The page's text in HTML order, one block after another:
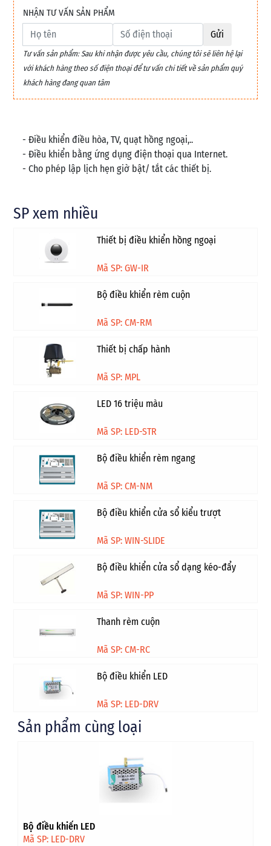
NHẬN TƯ VẤN SẢN PHẨM
Gửi
Tư vấn sản phẩm: Sau khi nhận được yêu cầu, chúng tôi sẽ liên hệ lại
với khách hàng theo số điện thoại để tư vấn chi tiết về sản phẩm quý
khách hàng đang quan tâm
- Điều khiển điều hòa, TV, quạt hồng ngoại,..
- Điều khiển bằng ứng dụng điện thoại qua Internet.
- Cho phép lập lịch hẹn giờ bật/ tắt các thiết bị.
SP xem nhiều
Thiết bị điều khiển hồng ngoại
Mã SP: GW-IR
Bộ điều khiển rèm cuộn
Mã SP: CM-RM
Thiết bị chấp hành
Mã SP: MPL
LED 16 triệu màu
Mã SP: LED-STR
Bộ điều khiển rèm ngang
Mã SP: CM-NM
Bộ điều khiển cửa sổ kiểu trượt
Mã SP: WIN-SLIDE
Bộ điều khiển cửa sổ dạng kéo-đẩy
Mã SP: WIN-PP
Thanh rèm cuộn
Mã SP: CM-RC
Bộ điều khiển LED
Mã SP: LED-DRV
Sản phẩm cùng loại
Bộ điều khiển LED
Mã SP: LED-DRV